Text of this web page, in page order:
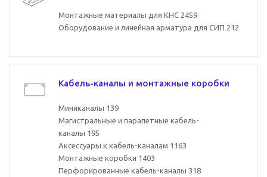
Монтажные материалы для КНС 2459
Оборудование и линейная арматура для СИП 212
Кабель-каналы и монтажные коробки
Миниканалы 139
Магистральные и парапетные кабель-
каналы 195
Аксессуары к кабель-каналам 1163
Монтажные коробки 1403
Перфорированные кабель-каналы 318